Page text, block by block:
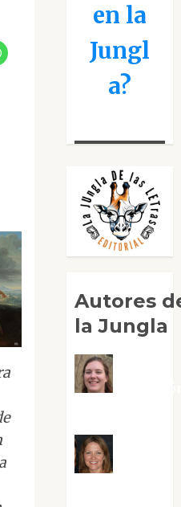
en la
Jungl
a?
Autores
la Jungla